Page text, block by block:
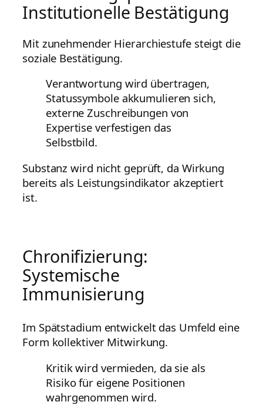
Institutionelle Bestätigung
Mit zunehmender Hierarchiestufe steigt die
soziale Bestätigung.
Verantwortung wird übertragen,
Statussymbole akkumulieren sich,
externe Zuschreibungen von
Expertise verfestigen das
Selbstbild.
Substanz wird nicht geprüft, da Wirkung
bereits als Leistungsindikator akzeptiert
ist.
Chronifizierung:
Systemische
Immunisierung
Im Spätstadium entwickelt das Umfeld eine
Form kollektiver Mitwirkung.
Kritik wird vermieden, da sie als
Risiko für eigene Positionen
wahrgenommen wird.